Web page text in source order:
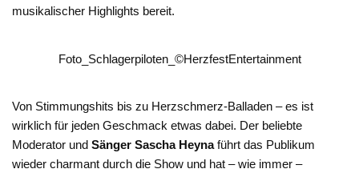
musikalischer Highlights bereit.
Foto_Schlagerpiloten_©HerzfestEntertainment
Von Stimmungshits bis zu Herzschmerz-Balladen – es ist
wirklich für jeden Geschmack etwas dabei. Der beliebte
Moderator undSänger Sascha Heynaführt das Publikum
wieder charmant durch die Show und hat – wie immer –